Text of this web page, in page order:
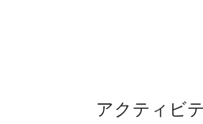
アクティビ